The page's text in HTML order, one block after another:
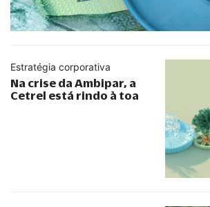
Estratégia corporativa
Na crise da Ambipar, a
Cetrel está rindo à toa